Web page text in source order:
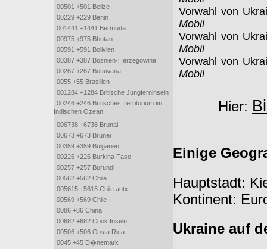
00501 +501 Belize
00229 +229 Benin
001441 +1441 Bermuda
00975 +975 Bhutan
00591 +591 Bolivien
00387 +387 Bosnien-Herzegowina
00267 +267 Botswana
0055 +55 Brasilien
001284 +1284 Britische Jungferninseln
00246 +246 Britisches Territorium im
Indischen Ozean
006738 +6738 Brunai
00673 +673 Brunei
00359 +359 Bulgarien
00226 +226 Burkina Faso
00257 +257 Burundi
00562 +562 Chile
005615 +5615 Chile autx
00569 +569 Chile
0086 +86 China
00682 +682 Cook Inseln
00506 +506 Costa Rica
0045 +45 D�nemark
Vorwahl von
Mobil
Vorwahl von
Mobil
Vorwahl von
Mobil
Hier:
Einige
Hauptstadt:
Kontinent:
Ukraine auf